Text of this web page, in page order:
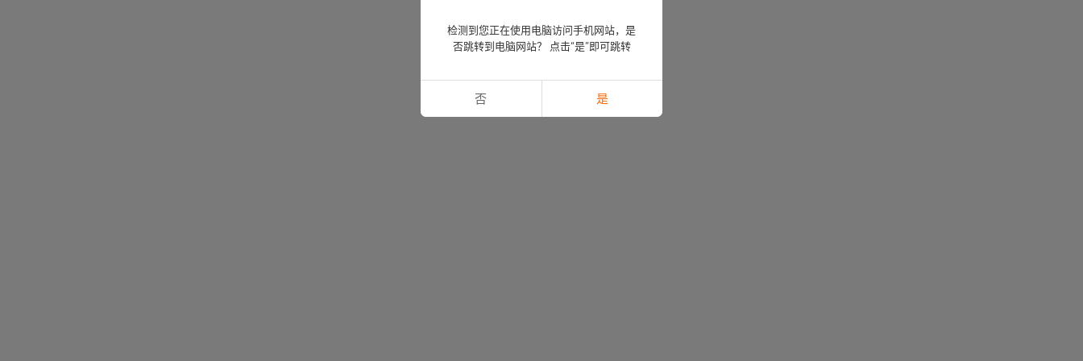
检测到您正在使用电脑访问手机网站，是
否跳转到电脑网站？ 点击“是”即可跳转
否 是